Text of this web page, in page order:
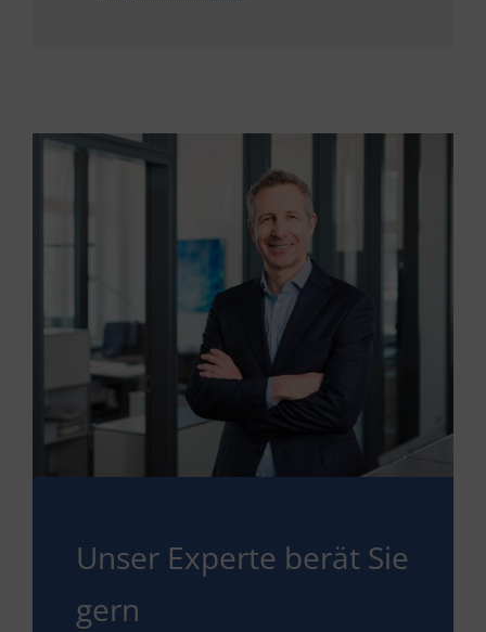
Unser Experte berät Sie
gern